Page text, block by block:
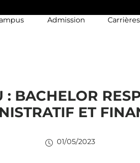
Admission Carrières
: BACHELOR
ET
01/05/2023